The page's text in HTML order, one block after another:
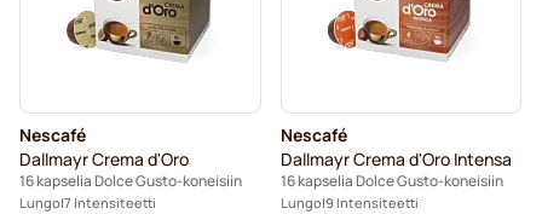
Nescafé
Dallmayr Crema d'Oro
16 kapselia Dolce Gusto-koneisiin
Lungo 7 Intensiteetti
Nescafé
Dallmayr Crema d'Oro Intensa
16 kapselia Dolce Gusto-koneisiin
Lungo 9 Intensiteetti